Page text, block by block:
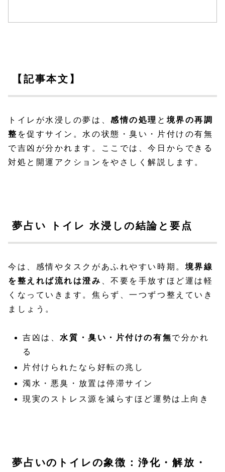
【記事本文】
トイレが水浸しの夢は、感情の処理 と 境界の再調
整 を促すサイン。水の状態・臭い・片付けの有無
で吉凶が分かれます。ここでは、今日からできる
対処と開運アクションをやさしく解説します。
夢占い トイレ 水浸しの結論と要点
今は、感情やタスクがあふれやすい時期。 境界線
を整えれば流れは澄み
、不要を手放すほど運は軽
くなっていきます。焦らず、一つずつ整えていき
ましょう。
吉凶は、 水質・臭い・片付けの有無で分かれ
る
片付けられたなら好転の兆し
濁水・悪臭・放置は停滞サイン
現実のストレス源を減らすほど運勢は上向き
夢占いのトイレの象徴：浄化・解放・